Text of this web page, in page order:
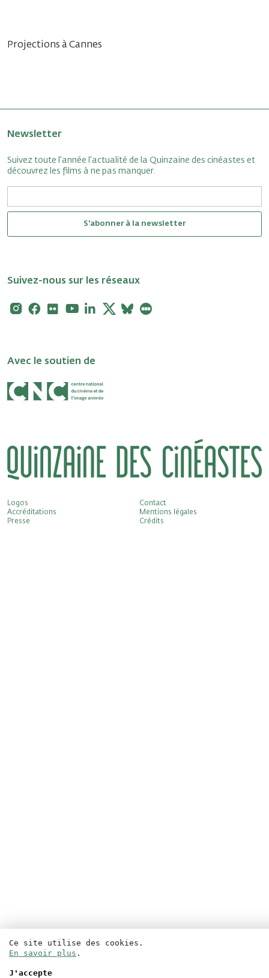
Projections à Cannes
Newsletter
Suivez toute l'année l'actualité de la Quinzaine des cinéastes et
découvrez les films à ne pas manquer.
S'abonner à la newsletter
Suivez-nous sur les réseaux
Instagram
Facebook
FlickrYoutubeLinkedin
X Bluesky
Avec le soutien de
Logos
Accréditations
Presse
Contact
Mentions légales
Crédits
Ce site utilise des cookies.
En savoir plus .
J'accepte